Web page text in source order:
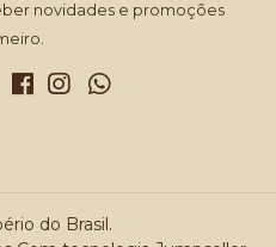
novidades e promoções
do Brasil.